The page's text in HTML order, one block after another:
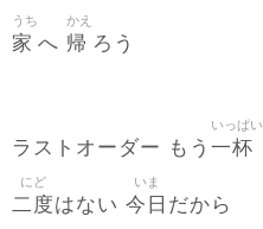
家
うち
へ 帰
かえ
ろう
ラストオーダー もう 一杯
いっぱい
二度
にど
はない 今日
いま
だから